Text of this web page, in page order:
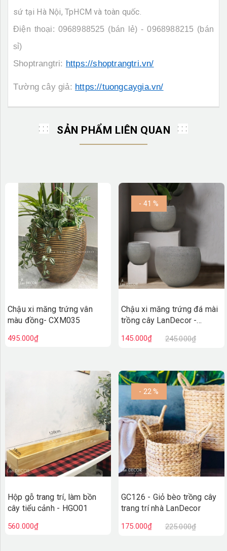
sứ tại Hà Nội, TpHCM và toàn quốc.
Điện thoại: 0968988525 (bán lẻ) - 0968988215 (bán
sỉ)
Shoptrangtri: https://shoptrangtri.vn/
Tường cây giả: https://tuongcaygia.vn/
SẢN PHẨM LIÊN QUAN
Chậu xi măng trứng vân
màu đồng- CXM035
495.000₫
- 41 %
Chậu xi măng trứng đá mài
trồng cây LanDecor -
145.000₫ 245.000₫
Hộp gỗ trang trí, làm bồn
cây tiểu cảnh - HGO01
560.000₫
- 22 %
GC126 - Giỏ bèo trồng cây
trang trí nhà LanDecor
175.000₫ 225.000₫